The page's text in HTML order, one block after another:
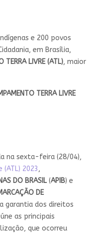
e 200 povos
em Brasília,
TERRA LIVRE (ATL), maior
TERRA LIVRE
na sexta-feira (28/04),
2023,
DO BRASIL(APIB) e
DE
garantia dos direitos
as principais
que ocorreu